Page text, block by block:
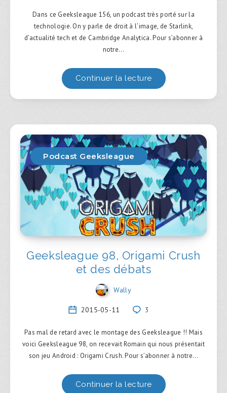
Dans ce Geeksleague 156, un podcast très porté sur la
technologie. On y parle de droit à l’image, de Starlink,
d’actualité tech et de Cambridge Analytica. Pour s’abonner à
notre…
Continuer la lecture
Podcast Geeksleague
Geeksleague 98, Origami Crush
et des débats
Wally
2015-05-11 3
Pas mal de retard avec le montage des Geeksleague !! Mais
voici Geeksleague 98, on recevait Romain qui nous présentait
son jeu Android : Origami Crush. Pour s’abonner à notre…
Continuer la lecture